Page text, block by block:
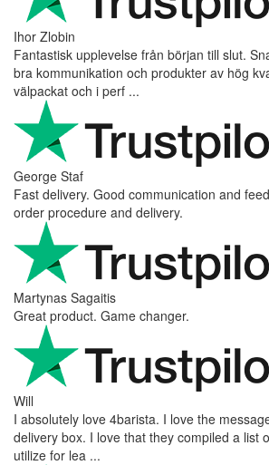
Ihor Zlobin
Fantastisk upplevelse från början till slut.
bra kommunikation och produkter av hög
välpackat och i perf ...
George Staf
Fast delivery. Good communication and
order procedure and delivery.
Martynas Sagaitis
Great product. Game changer.
Will
I absolutely love 4barista. I love the
delivery box. I love that they compiled a list
utilize for lea ...